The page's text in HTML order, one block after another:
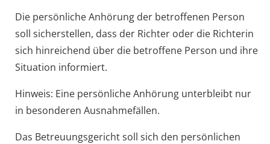
Die persönliche Anhörung der betroffenen Person
soll sicherstellen, dass der Richter oder die Richterin
sich hinreichend über die betroffene Person und ihre
Situation informiert.
Hinweis: Eine persönliche Anhörung unterbleibt nur
in besonderen Ausnahmefällen.
Das Betreuungsgericht soll sich den persönlichen